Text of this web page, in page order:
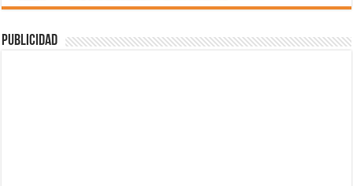
Publicidad